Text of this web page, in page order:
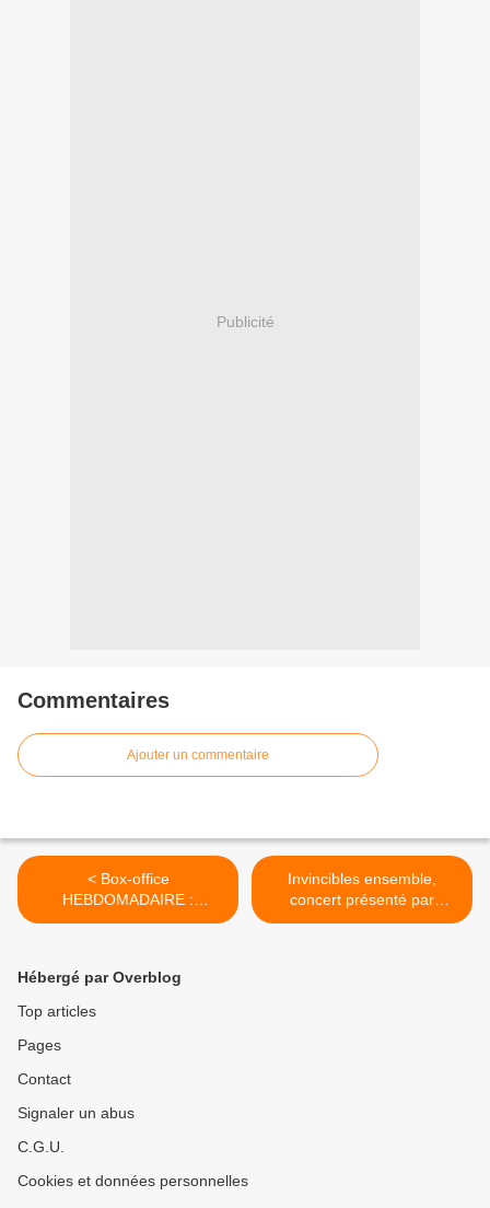
Publicité
Commentaires
Ajouter un commentaire
< Box-office
HEBDOMADAIRE :
démarrage mou pour
pour Saint-Ex.
Invincibles ensemble,
concert présenté par
Ophélie Meunier et Philippe
Hébergé par Overblog
Top articles
Pages
Contact
Signaler un abus
C.G.U.
Cookies et données personnelles